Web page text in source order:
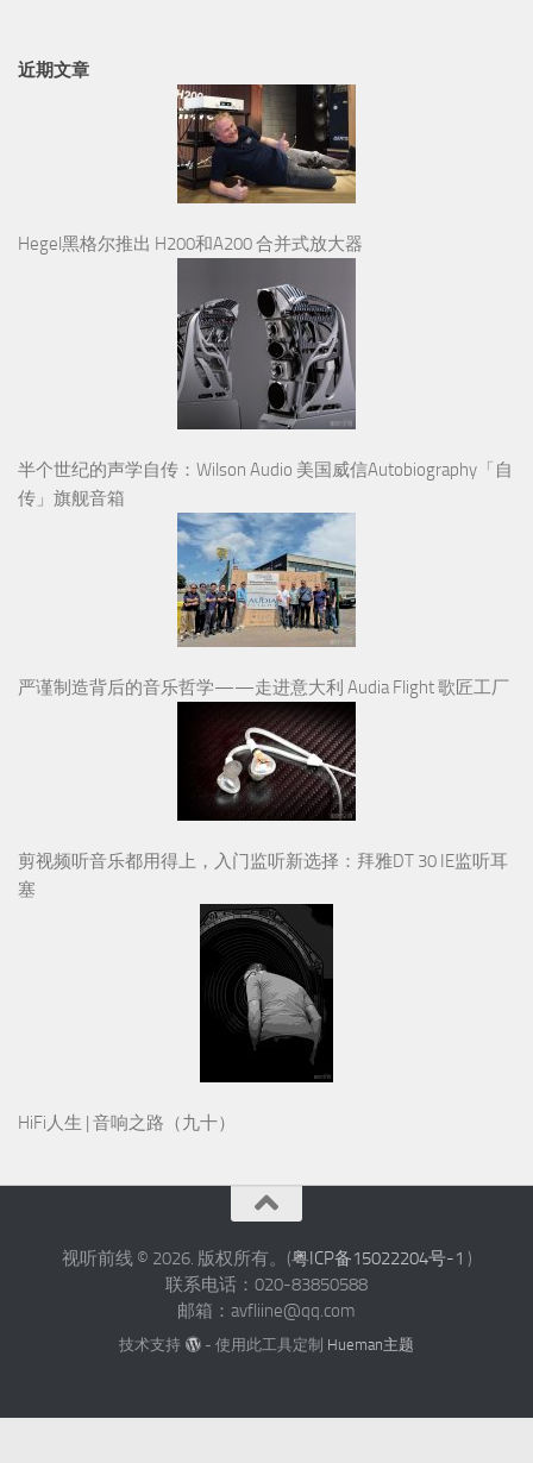
近期文章
Hegel黑格尔推出 H200和A200 合并式放大器
半个世纪的声学自传：Wilson Audio 美国威信Autobiography「自
传」旗舰音箱
严谨制造背后的音乐哲学——走进意大利 Audia Flight 歌匠工厂
剪视频听音乐都用得上，入门监听新选择：拜雅DT 30 IE监听耳
塞
HiFi人生 | 音响之路（九十）
视听前线 © 2026. 版权所有。(粤ICP备15022204号-1 )
联系电话：020-83850588
邮箱：avfliine@qq.com
技术支持 - 使用此工具定制 Hueman主题